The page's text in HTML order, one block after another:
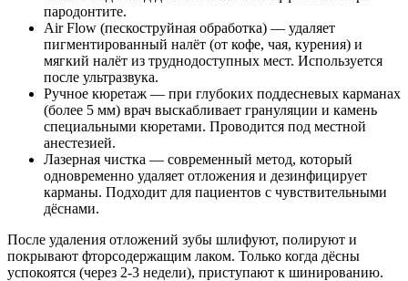
пародонтите.
Air Flow (пескоструйная обработка) — удаляет
пигментированный налёт (от кофе, чая, курения) и
мягкий налёт из труднодоступных мест. Используется
после ультразвука.
Ручное кюретаж — при глубоких поддесневых карманах
(более 5 мм) врач выскабливает грануляции и камень
специальными кюретами. Проводится под местной
анестезией.
Лазерная чистка — современный метод, который
одновременно удаляет отложения и дезинфицирует
карманы. Подходит для пациентов с чувствительными
дёснами.
После удаления отложений зубы шлифуют, полируют и
покрывают фторсодержащим лаком. Только когда дёсны
успокоятся (через 2-3 недели), приступают к шинированию.